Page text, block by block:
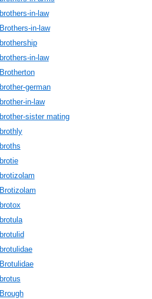
brothers-in-law
Brothers-in-law
brothership
brothers‐in‐law
Brotherton
brother‐german
brother‐in‐law
brother‐sister mating
brothly
broths
brotie
brotizolam
Brotizolam
brotox
brotula
brotulid
brotulidae
Brotulidae
brotus
Brough